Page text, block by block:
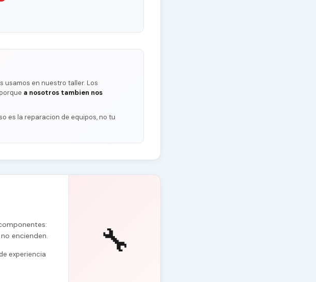
usamos en nuestro taller. Los
a nosotros tambien nos
es la reparacion de equipos, no tu
encienden.
experiencia 🔧